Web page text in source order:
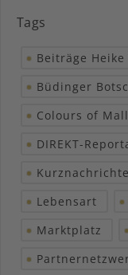
Tags
Beiträge Heike
Büdinger
Colours of
DIREKT-
Lebensart
Marktplatz